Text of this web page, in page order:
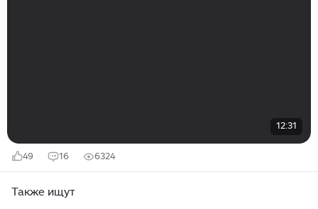
12:31
49 16 6324
Также ищут